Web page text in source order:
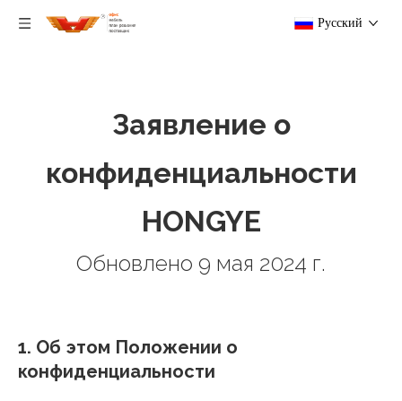
Pусский
Заявление о
конфиденциальности
HONGYE
Обновлено 9 мая 2024 г.
1. Об этом Положении о
конфиденциальности